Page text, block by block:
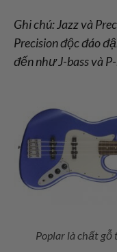
Ghi chú: Jazz và
Precision độc đáo
đến như J-bass và
Poplar là chất